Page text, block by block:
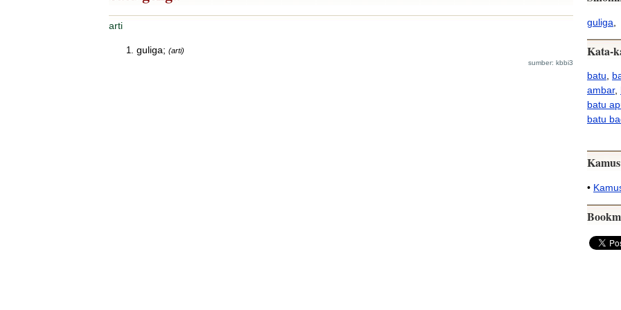
arti
guliga; (arti)
sumber: kbbi3
guliga
Kata-
batu
ambar,
batu
batu
•